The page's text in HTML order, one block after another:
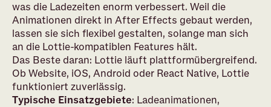
was die Ladezeiten enorm verbessert. Weil die
Animationen direkt in After Effects gebaut werden,
lassen sie sich flexibel gestalten, solange man sich
an die Lottie-kompatiblen Features hält.
Das Beste daran: Lottie läuft plattformübergreifend.
Ob Website, iOS, Android oder React Native, Lottie
funktioniert zuverlässig.
Typische Einsatzgebiete: Ladeanimationen,